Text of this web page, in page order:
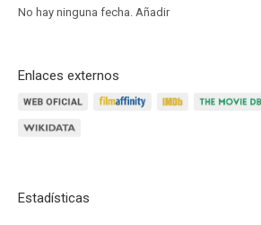
No hay ninguna fecha. Añadir
Enlaces externos
Estadísticas